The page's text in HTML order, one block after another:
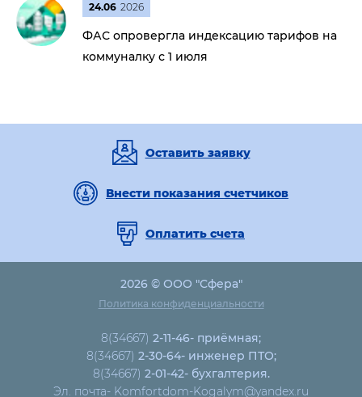
24.06 2026
ФАС опровергла индексацию тарифов на
коммуналку с 1 июля
Оставить заявку
Внести показания счетчиков
Оплатить счета
2026 © ООО "Сфера"
Политика конфиденциальности
8(34667) 2-11-46- приёмная;
8(34667) 2-30-64- инженер ПТО;
8(34667) 2-01-42- бухгалтерия.
Эл. почта- Komfortdom-Kogalym@yandex.ru